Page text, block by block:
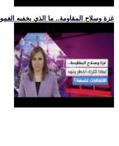
.. غزة وسلاح المقاومة.. ما الذي يخفيه